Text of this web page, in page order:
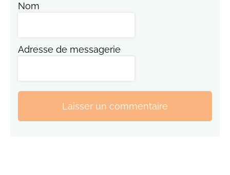
Nom
Adresse de messagerie
Laisser un commentaire